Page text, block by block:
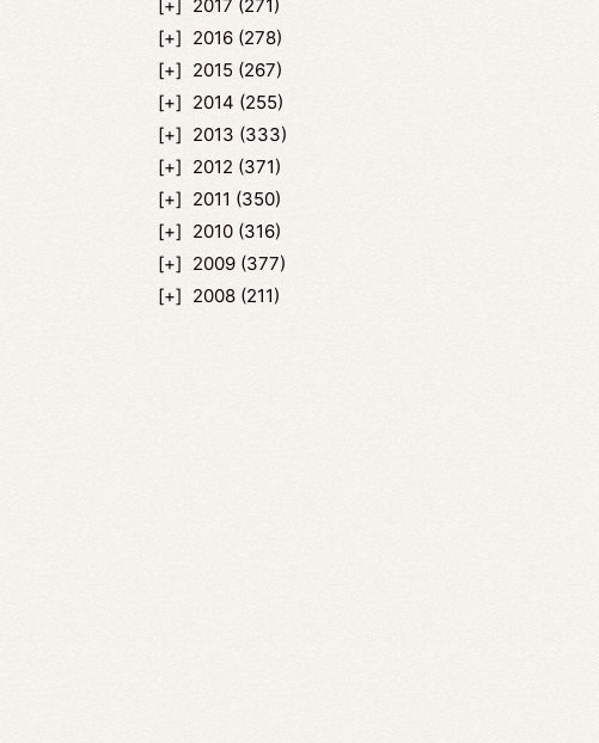
2017 (271)
2016 (278)
2015 (267)
2014 (255)
2013 (333)
2012 (371)
2011 (350)
2010 (316)
2009 (377)
2008 (211)